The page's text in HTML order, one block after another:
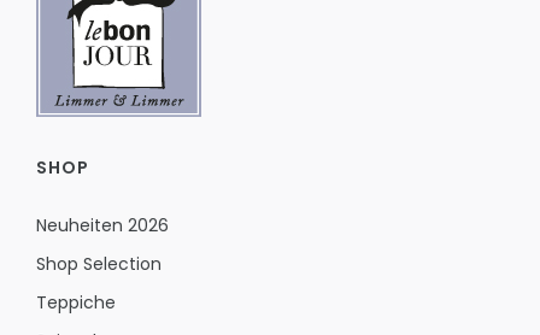
SHOP
Neuheiten 2026
Shop Selection
Teppiche